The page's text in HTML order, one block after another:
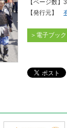
【ページ数】
【発行元】
＞電子ブッ